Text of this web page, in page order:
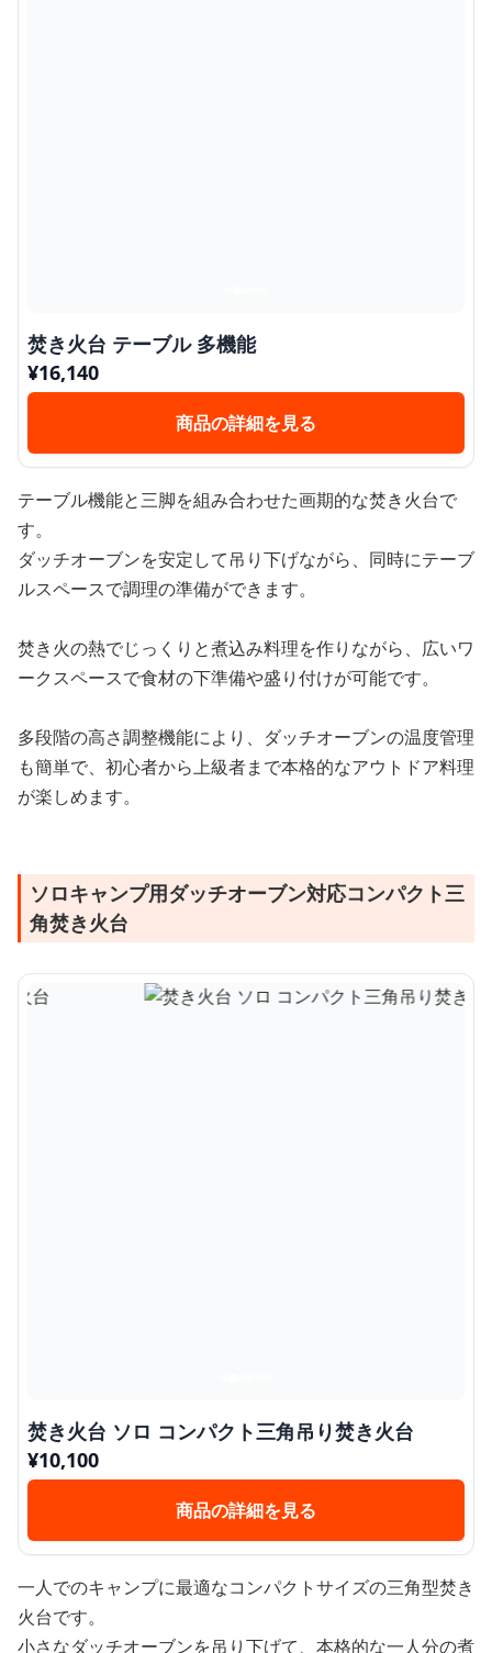
焚き火台 テーブル 多機能
¥16,140
商品の詳細を見る
テーブル機能と三脚を組み合わせた画期的な焚き火台で
す。
ダッチオーブンを安定して吊り下げながら、同時にテーブ
ルスペースで調理の準備ができます。
焚き火の熱でじっくりと煮込み料理を作りながら、広いワ
ークスペースで食材の下準備や盛り付けが可能です。
多段階の高さ調整機能により、ダッチオーブンの温度管理
も簡単で、初心者から上級者まで本格的なアウトドア料理
が楽しめます。
ソロキャンプ用ダッチオーブン対応コンパクト三
角焚き火台
焚き火台 ソロ コンパクト三角吊り焚き火台
¥10,100
商品の詳細を見る
一人でのキャンプに最適なコンパクトサイズの三角型焚き
火台です。
小さなダッチオーブンを吊り下げて、本格的な一人分の煮